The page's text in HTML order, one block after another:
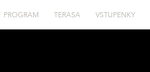
PROGRAM TERASA VSTUPENKY